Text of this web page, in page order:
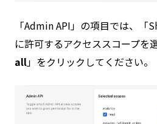
「Admin API」の項目では、「
に許可するアクセススコープを
all」をクリックしてください。